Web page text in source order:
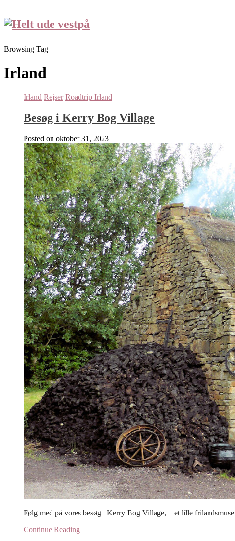
Browsing Tag
Irland
Irland Rejser Roadtrip Irland
Besøg i Kerry Bog Village
Posted on oktober 31, 2023
Følg med på vores besøg i Kerry Bog Village, – et lille
Continue Reading